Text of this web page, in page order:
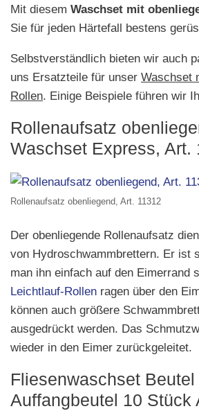
Mit diesem Waschset mit
Sie für jeden Härtefall bestens
Selbstverständlich bieten wir auch
uns Ersatzteile für unser Waschset
Rollen. Einige Beispiele führen wir
Rollenaufsatz
Waschset Express, Art.
Rollenaufsatz obenliegend, Art. 11312
Der obenliegende Rollenaufsatz
von Hydroschwammbrettern. Er ist
man ihn einfach auf den Eimerrand
Leichtlauf-Rollen ragen über den
können auch größere
ausgedrückt werden. Das
wieder in den Eimer zurückgeleitet.
Fliesenwaschset Beutel
Auffangbeutel 10 Stück